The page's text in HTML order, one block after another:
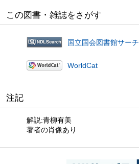
この図書・雑誌をさがす
国立国会図書館サーチ
WorldCat
注記
解説:青柳有美
著者の肖像あり